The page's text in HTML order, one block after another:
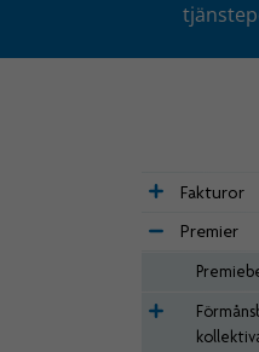
Fakturor
Premier